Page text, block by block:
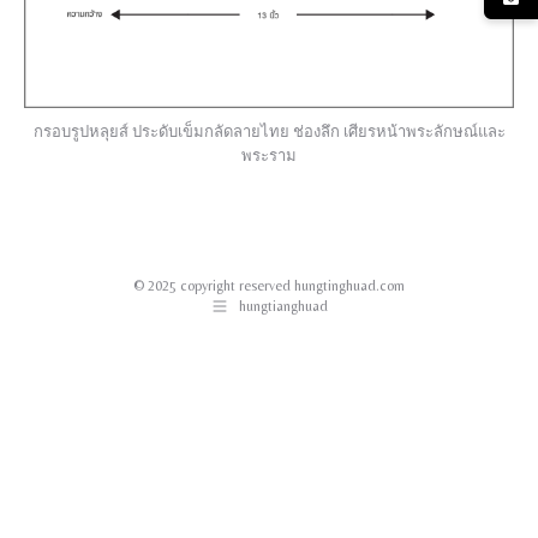
กรอบรูปหลุยส์ ประดับเข็มกลัดลายไทย ช่องลึก เศียรหน้าพระลักษณ์และ
พระราม
© 2025 copyright reserved hungtinghuad.com
hungtianghuad